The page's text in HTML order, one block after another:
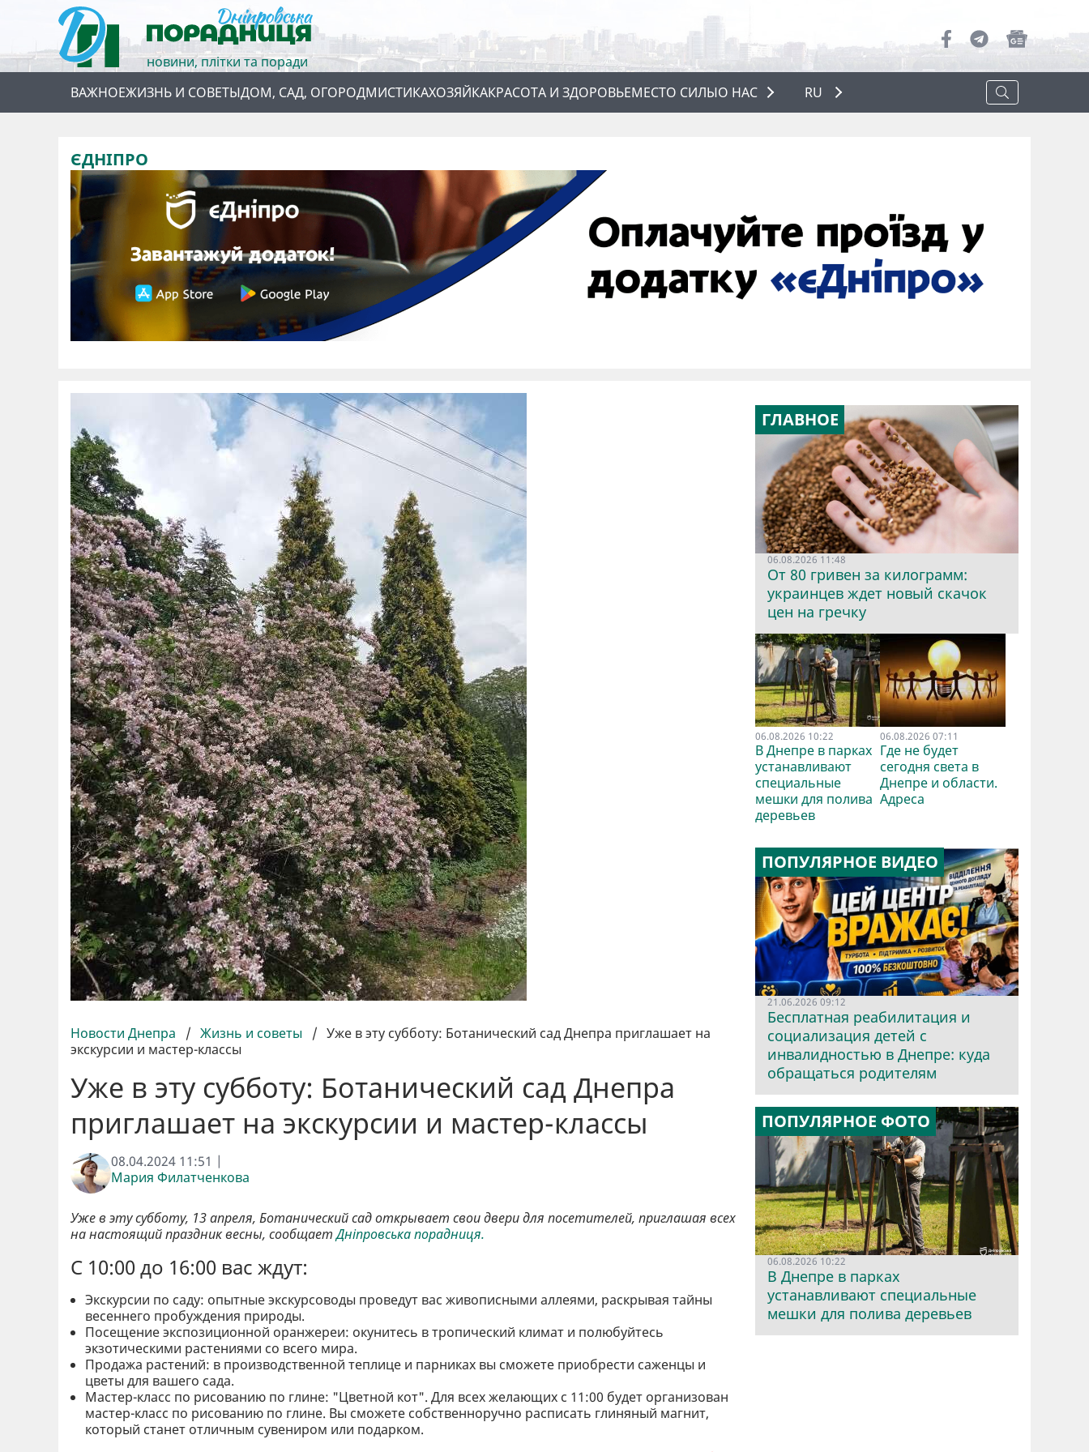
новини, плітки та поради
ВАЖНОЕЖИЗНЬ И СОВЕТЫДОМ, САД, ОГОРОДМИСТИКАХОЗЯЙКАКРАСОТА И ЗДОРОВЬЕМЕСТО СИЛЫО НАС
О НАС
RU
ЄДНІПРО
Новости Днепра / Жизнь и советы / Уже в эту субботу: Ботанический сад Днепра приглашает на
экскурсии и мастер-классы
Уже в эту субботу: Ботанический сад Днепра
приглашает на экскурсии и мастер-классы
08.04.2024 11:51 |
Мария Филатченкова
Уже в эту субботу, 13 апреля, Ботанический сад открывает свои двери для посетителей, приглашая всех
на настоящий праздник весны, сообщаетДніпровська порадниця.
С 10:00 до 16:00 вас ждут:
Экскурсии по саду: опытные экскурсоводы проведут вас живописными аллеями, раскрывая тайны
весеннего пробуждения природы.
Посещение экспозиционной оранжереи: окунитесь в тропический климат и полюбуйтесь
экзотическими растениями со всего мира.
Продажа растений: в производственной теплице и парниках вы сможете приобрести саженцы и
цветы для вашего сада.
Мастер-класс по рисованию по глине: "Цветной кот". Для всех желающих с 11:00 будет организован
мастер-класс по рисованию по глине. Вы сможете собственноручно расписать глиняный магнит,
который станет отличным сувениром или подарком.
ГЛАВНОЕ
06.08.2026 11:48
От 80 гривен за килограмм:
украинцев ждет новый скачок
цен на гречку
06.08.2026 10:22
В Днепре в парках
устанавливают
специальные
мешки для полива
деревьев
06.08.2026 07:11
Где не будет
сегодня света в
Днепре и области.
Адреса
ПОПУЛЯРНОЕ ВИДЕО
21.06.2026 09:12
Бесплатная реабилитация и
социализация детей с
инвалидностью в Днепре: куда
обращаться родителям
ПОПУЛЯРНОЕ ФОТО
06.08.2026 10:22
В Днепре в парках
устанавливают специальные
мешки для полива деревьев